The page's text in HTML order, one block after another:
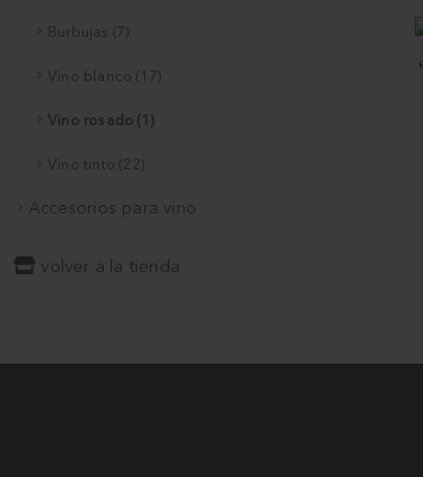
Burbujas (7)
Vino blanco (17)
Vino rosado (1)
Vino tinto (22)
Accesorios para vino
volver a la tienda